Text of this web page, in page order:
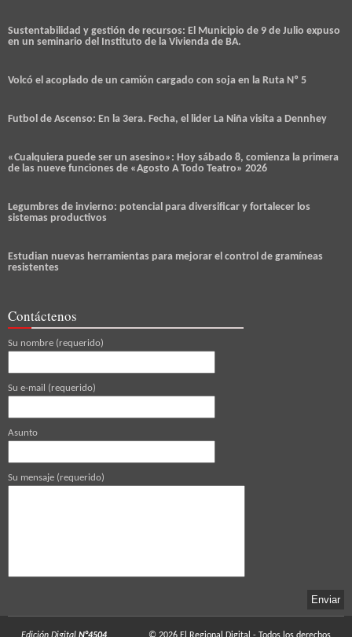
Sustentabilidad y gestión de recursos: El Municipio de 9 de Julio expuso
en un seminario del Instituto de la Vivienda de BA.
Volcó el acoplado de un camión cargado con soja en la Ruta Nº 5
Futbol de Ascenso: En la 3era. Fecha, el lider La Niña visita a Dennhey
«Cualquiera puede ser un asesino»: Hoy sábado 8, comienza la primera
de las nueve funciones de «Agosto A Todo Teatro» 2026
Legumbres de invierno: potencial para diversificar y fortalecer los
sistemas productivos
Estudian nuevas herramientas para mejorar el control de gramíneas
resistentes
Contáctenos
Su nombre (requerido)
Su e-mail (requerido)
Asunto
Su mensaje (requerido)